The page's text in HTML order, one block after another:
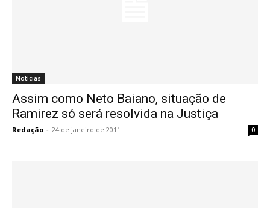
Notícias
Assim como Neto Baiano, situação de
Ramirez só será resolvida na Justiça
Redação - 24 de janeiro de 2011 0